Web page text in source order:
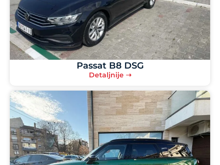
Passat B8 DSG
Detaljnije ➝